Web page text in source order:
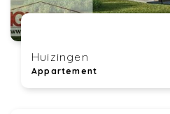
Huizingen
Appartement